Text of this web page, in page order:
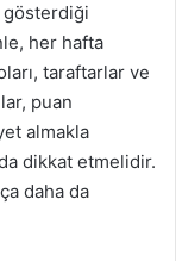
gösterdiği
her hafta
taraftarlar ve
puan
almakla
dikkat etmelidir.
daha da